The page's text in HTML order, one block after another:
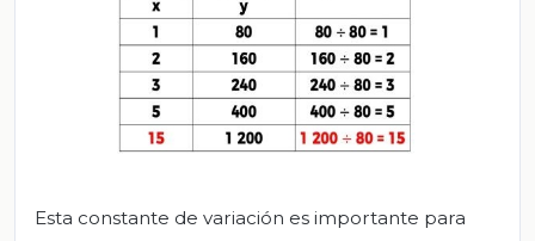
Esta constante de variación es importante para